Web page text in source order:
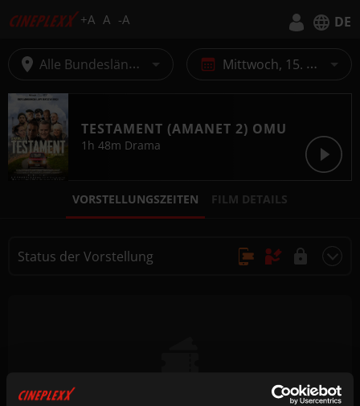
+A A -A DE
Deutsch
Alle Bundesländer Mittwoch, 15. Oktober
TESTAMENT (AMANET 2) OMU
Drama
1h 48m
VORSTELLUNGSZEITEN FILM DETAILS
Status der Vorstellung
Keine Vorstellungen verfügbar